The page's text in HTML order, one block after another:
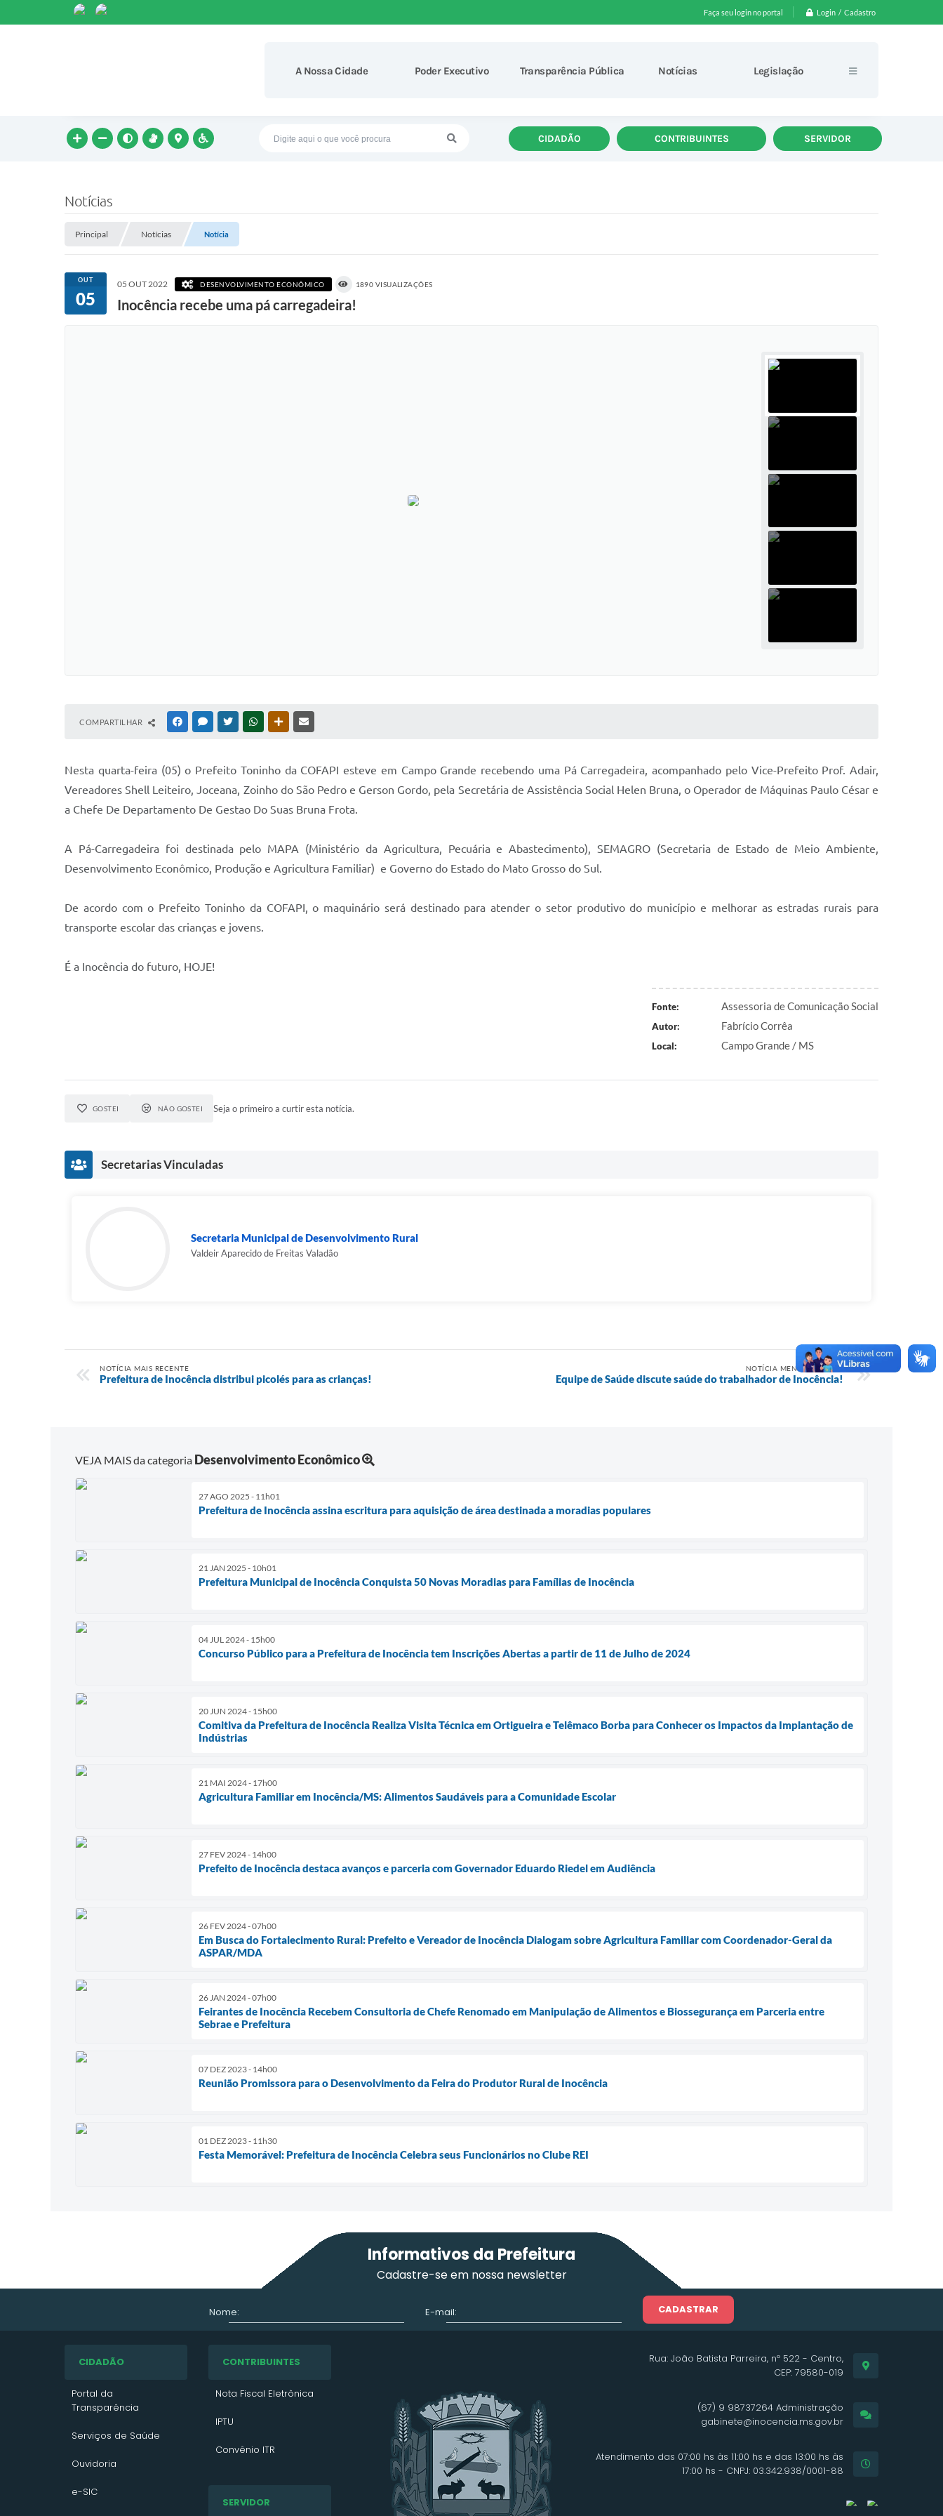
Faça seu login no portal Login / Cadastro
A Nossa Cidade Poder Executivo Transparência Pública Notícias Legislação
CIDADÃO CONTRIBUINTES SERVIDOR
Notícias
Principal Notícias Notícia
OUT
05
05 OUT 2022 DESENVOLVIMENTO ECONÔMICO 1890 VISUALIZAÇÕES
Inocência recebe uma pá carregadeira!
COMPARTILHAR FACEBOOKMESSENGER
TWITTERWHATSAPPOUTRAS MÍDIAS
Nesta quarta-feira (05) o Prefeito Toninho da COFAPI esteve em Campo Grande recebendo uma Pá Carregadeira, acompanhado pelo Vice-Prefeito Prof. Adair,
Vereadores Shell Leiteiro, Joceana, Zoinho do São Pedro e Gerson Gordo, pela Secretária de Assistência Social Helen Bruna, o Operador de Máquinas Paulo César e
a Chefe De Departamento De Gestao Do Suas Bruna Frota.
A Pá-Carregadeira foi destinada pelo MAPA (Ministério da Agricultura, Pecuária e Abastecimento), SEMAGRO (Secretaria de Estado de Meio Ambiente,
Desenvolvimento Econômico, Produção e Agricultura Familiar) e Governo do Estado do Mato Grosso do Sul.
De acordo com o Prefeito Toninho da COFAPI, o maquinário será destinado para atender o setor produtivo do município e melhorar as estradas rurais para
transporte escolar das crianças e jovens.
É a Inocência do futuro, HOJE!
Fonte: Assessoria de Comunicação Social
Autor: Fabrício Corrêa
Local: Campo Grande / MS
GOSTEI NÃO GOSTEI Seja o primeiro a curtir esta notícia.
Secretarias Vinculadas
Secretaria Municipal de Desenvolvimento Rural
Valdeir Aparecido de Freitas Valadão
NOTÍCIA MAIS RECENTE
Prefeitura de Inocência distribui picolés para as crianças!
NOTÍCIA MENOS RECENTE
Equipe de Saúde discute saúde do trabalhador de Inocência!
VEJA MAIS da categoria Desenvolvimento Econômico
27 AGO 2025 - 11h01
Prefeitura de Inocência assina escritura para aquisição de área destinada a moradias populares
21 JAN 2025 - 10h01
Prefeitura Municipal de Inocência Conquista 50 Novas Moradias para Famílias de Inocência
04 JUL 2024 - 15h00
Concurso Público para a Prefeitura de Inocência tem Inscrições Abertas a partir de 11 de Julho de 2024
20 JUN 2024 - 15h00
Comitiva da Prefeitura de Inocência Realiza Visita Técnica em Ortigueira e Telêmaco Borba para Conhecer os Impactos da Implantação de
Indústrias
21 MAI 2024 - 17h00
Agricultura Familiar em Inocência/MS: Alimentos Saudáveis para a Comunidade Escolar
27 FEV 2024 - 14h00
Prefeito de Inocência destaca avanços e parceria com Governador Eduardo Riedel em Audiência
26 FEV 2024 - 07h00
Em Busca do Fortalecimento Rural: Prefeito e Vereador de Inocência Dialogam sobre Agricultura Familiar com Coordenador-Geral da
ASPAR/MDA
26 JAN 2024 - 07h00
Feirantes de Inocência Recebem Consultoria de Chefe Renomado em Manipulação de Alimentos e Biossegurança em Parceria entre
Sebrae e Prefeitura
07 DEZ 2023 - 14h00
Reunião Promissora para o Desenvolvimento da Feira do Produtor Rural de Inocência
01 DEZ 2023 - 11h30
Festa Memorável: Prefeitura de Inocência Celebra seus Funcionários no Clube REI
Informativos da Prefeitura
Cadastre-se em nossa newsletter
Nome: E-mail: CADASTRAR
CIDADÃO
Portal da
Transparência
Serviços de Saúde
Ouvidoria
e-SIC
CONTRIBUINTES
Nota Fiscal Eletrônica
IPTU
Convênio ITR
VTN 2025
SERVIDOR
Rua: João Batista Parreira, nº 522 - Centro,
CEP: 79580-019
(67) 9 98737264 Administração
gabinete@inocencia.ms.gov.br
Atendimento das 07:00 hs às 11:00 hs e das 13:00 hs às
17:00 hs - CNPJ: 03.342.938/0001-88